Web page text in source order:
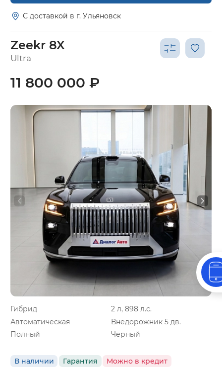
С доставкой в г. Ульяновск
Zeekr 8X
Ultra
Гибрид
2 л, 898 л.с.
Автоматическая
Внедорожник 5 дв.
Полный
Черный
В наличии Гарантия Можно в кредит
11 800 000 ₽